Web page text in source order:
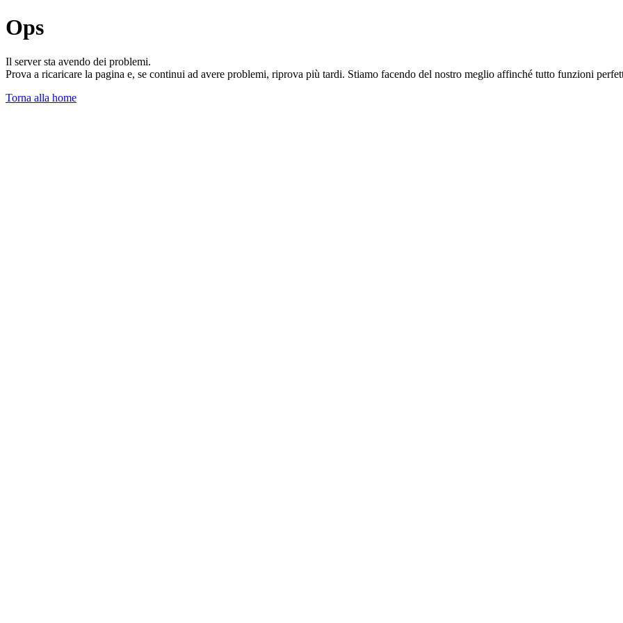
Ops
Il server sta avendo dei problemi.
Prova a ricaricare la pagina e, se continui ad avere problemi, riprova più tardi. Stiamo facendo del nostro meglio affinché tutto funzioni
Torna alla home